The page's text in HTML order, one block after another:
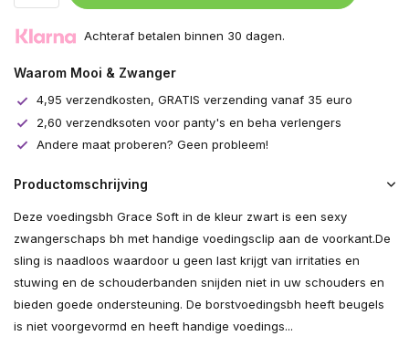
Achteraf betalen binnen 30 dagen.
Waarom Mooi & Zwanger
4,95 verzendkosten, GRATIS verzending vanaf 35 euro
2,60 verzendksoten voor panty's en beha verlengers
Andere maat proberen? Geen probleem!
Productomschrijving
Deze voedingsbh Grace Soft in de kleur zwart is een sexy
zwangerschaps bh met handige voedingsclip aan de voorkant.De
sling is naadloos waardoor u geen last krijgt van irritaties en
stuwing en de schouderbanden snijden niet in uw schouders en
bieden goede ondersteuning. De borstvoedingsbh heeft beugels
is niet voorgevormd en heeft handige voedings...